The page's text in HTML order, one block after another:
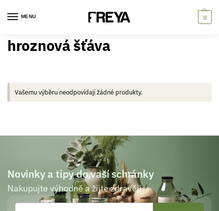
MENU 0
hroznová šťáva
Vašemu výběru neodpovídají žádné produkty.
Novinky a tipy do vaší schránky
Nakupujte výhodně a žijte zdravěji